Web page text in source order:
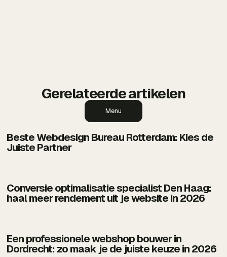
Beste Webdesign Bureau Rotterdam: Kies de
Juiste Partner
Conversie optimalisatie specialist Den Haag:
haal meer rendement uit je website in 2026
Een professionele webshop bouwer in
Dordrecht: zo maak je de juiste keuze in 2026
Gerelateerde artikelen
Menu